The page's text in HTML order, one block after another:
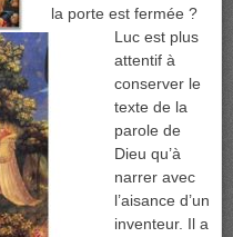
la porte est fermée ?
Luc est plus
attentif à
conserver le
texte de la
parole de
Dieu qu’à
narrer avec
l’aisance d’un
inventeur. Il a